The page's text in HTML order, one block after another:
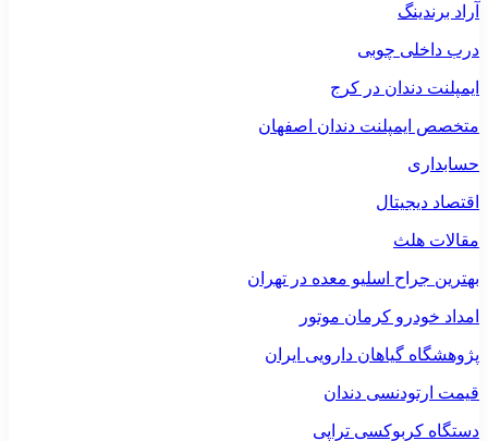
آراد برندینگ
درب داخلی چوبی
ایمپلنت دندان در کرج
متخصص ایمپلنت دندان اصفهان
حسابداری
اقتصاد دیجیتال
مقالات هلث
بهترین جراح اسلیو معده در تهران
امداد خودرو کرمان موتور
پژوهشگاه گیاهان دارویی ایران
قیمت ارتودنسی دندان
دستگاه کربوکسی تراپی